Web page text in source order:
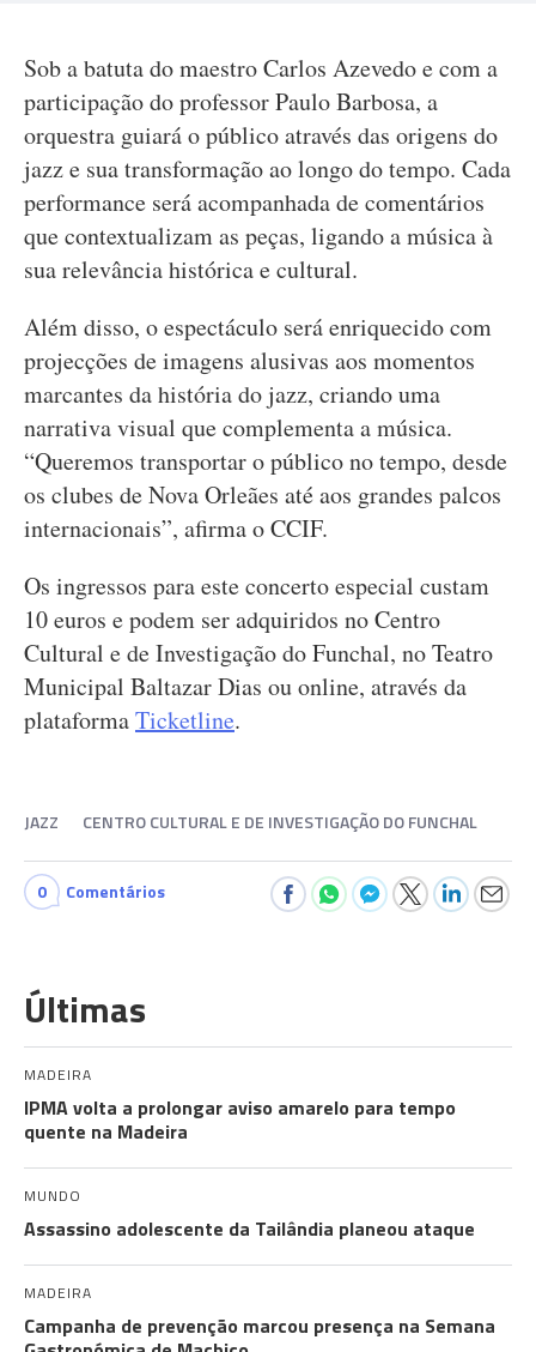
Sob a batuta do maestro Carlos Azevedo e com a
participação do professor Paulo Barbosa, a
orquestra guiará o público através das origens do
jazz e sua transformação ao longo do tempo. Cada
performance será acompanhada de comentários
que contextualizam as peças, ligando a música à
sua relevância histórica e cultural.
Além disso, o espectáculo será enriquecido com
projecções de imagens alusivas aos momentos
marcantes da história do jazz, criando uma
narrativa visual que complementa a música.
“Queremos transportar o público no tempo, desde
os clubes de Nova Orleães até aos grandes palcos
internacionais”, afirma o CCIF.
Os ingressos para este concerto especial custam
10 euros e podem ser adquiridos no Centro
Cultural e de Investigação do Funchal, no Teatro
Municipal Baltazar Dias ou online, através da
plataformaTicketline.
JAZZ CENTRO CULTURAL E DE INVESTIGAÇÃO DO FUNCHAL
0 Comentários
Últimas
MADEIRA
IPMA volta a prolongar aviso amarelo para tempo
quente na Madeira
MUNDO
Assassino adolescente da Tailândia planeou ataque
MADEIRA
Campanha de prevenção marcou presença na Semana